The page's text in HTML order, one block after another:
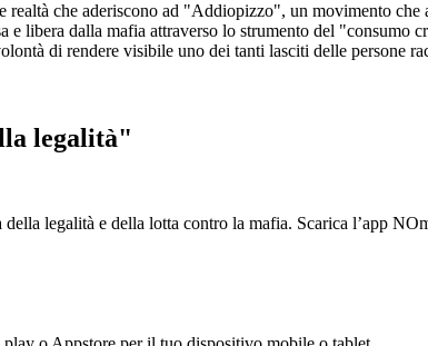
che aderiscono ad "Addiopizzo", un movimento
e libera dalla mafia attraverso lo strumento del "consumo
di rendere visibile uno dei tanti lasciti delle persone
legalità"
legalità e della lotta contro la mafia. Scarica l’app